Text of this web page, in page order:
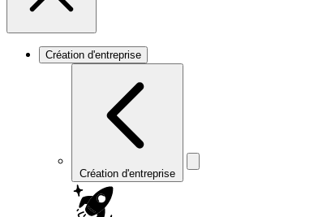
Création d'entreprise
Création d'entreprise